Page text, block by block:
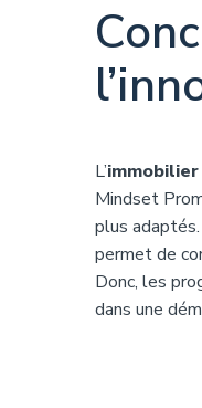
L’immobilier
Mindset
plus
permet de
Donc, les
dans une